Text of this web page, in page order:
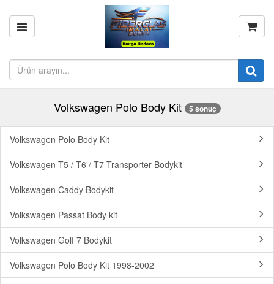
Volkswagen Polo Body Kit 5 sonuç
Volkswagen Polo Body Kit
Volkswagen T5 / T6 / T7 Transporter Bodykit
Volkswagen Caddy Bodykit
Volkswagen Passat Body kit
Volkswagen Golf 7 Bodykit
Volkswagen Polo Body Kit 1998-2002